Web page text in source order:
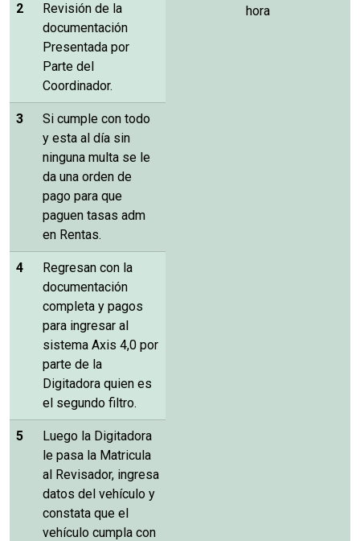
hora
2
Revisión de la
documentación
Presentada por
Parte del
Coordinador.
3
Si cumple con todo
y esta al día sin
ninguna multa se le
da una orden de
pago para que
paguen tasas adm
en Rentas.
4
Regresan con la
documentación
completa y pagos
para ingresar al
sistema Axis 4,0 por
parte de la
Digitadora quien es
el segundo filtro.
5
Luego la Digitadora
le pasa la Matricula
al Revisador, ingresa
datos del vehículo y
constata que el
vehículo cumpla con